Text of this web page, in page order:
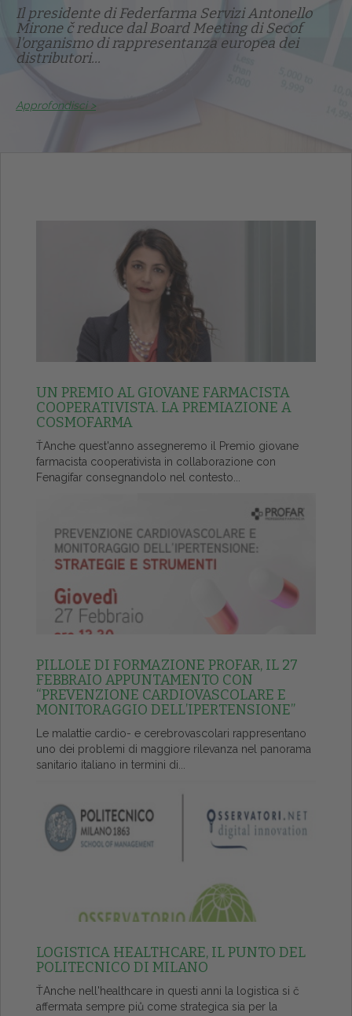
Il presidente di Federfarma Servizi Antonello
Mirone č reduce dal Board Meeting di Secof
l'organismo di rappresentanza europea dei
distributori...
Approfondisci >
UN PREMIO AL GIOVANE FARMACISTA
COOPERATIVISTA. LA PREMIAZIONE A
COSMOFARMA
ŤAnche quest'anno assegneremo il Premio giovane
farmacista cooperativista in collaborazione con
Fenagifar consegnandolo nel contesto...
PILLOLE DI FORMAZIONE PROFAR, IL 27
FEBBRAIO APPUNTAMENTO CON
“PREVENZIONE CARDIOVASCOLARE E
MONITORAGGIO DELL’IPERTENSIONE”
Le malattie cardio- e cerebrovascolari rappresentano
uno dei problemi di maggiore rilevanza nel panorama
sanitario italiano in termini di...
LOGISTICA HEALTHCARE, IL PUNTO DEL
POLITECNICO DI MILANO
ŤAnche nell'healthcare in questi anni la logistica si č
affermata sempre piů come strategica sia per la